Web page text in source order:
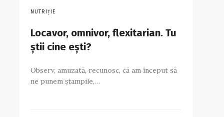
NUTRIȚIE
Locavor, omnivor, flexitarian. Tu
știi cine ești?
Observ, amuzată, recunosc, că am început să
ne punem ștampile,…